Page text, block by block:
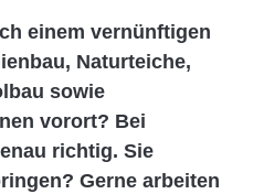
einem vernünftigen
Naturteiche,
sowie
vorort? Bei
richtig. Sie
Gerne arbeiten